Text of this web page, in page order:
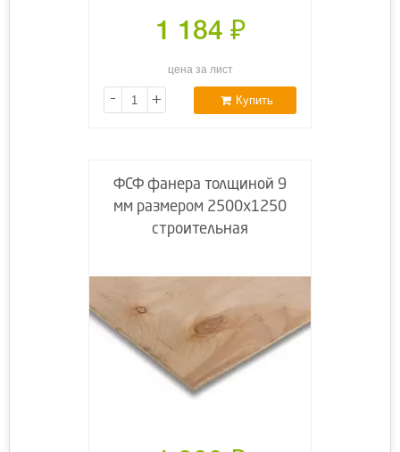
1 184 ₽
цена за лист
- + Купить
ФСФ фанера толщиной 9
мм размером 2500х1250
строительная